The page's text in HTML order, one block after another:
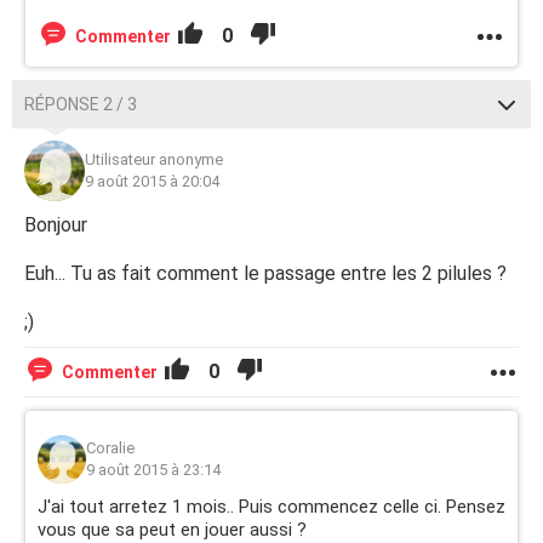
Commenter 0
RÉPONSE 2 / 3
Utilisateur anonyme
9 août 2015 à 20:04
Bonjour
Euh... Tu as fait comment le passage entre les 2 pilules ?
;)
Commenter 0
Coralie
9 août 2015 à 23:14
J'ai tout arretez 1 mois.. Puis commencez celle ci. Pensez
vous que sa peut en jouer aussi ?